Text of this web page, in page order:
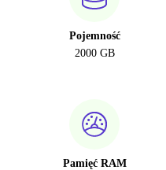
Pojemność
2000 GB
Pamięć RAM